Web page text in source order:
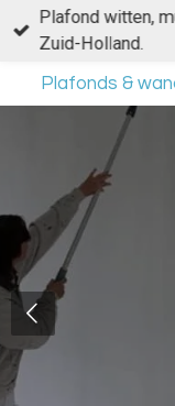
Ga
direct
naar
de
Plafonds &
Plafond witten,
Zuid-Holland.